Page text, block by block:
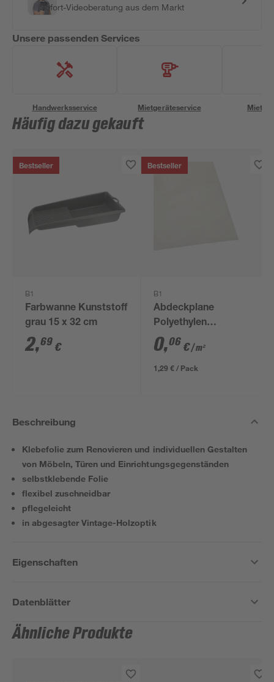
Sofort-Videoberatung aus dem Markt
Unsere passenden Services
Handwerksservice Mietgeräteservice
Häufig dazu gekauft
Bestseller
B1
Farbwanne Kunststoff
grau 15 x 32 cm
2,69 €
Bestseller
B1
Abdeckplane
Polyethylen
transparent 4 x 5 m
0,06 €/ m²
1,29 € / Pack
Beschreibung
Klebefolie zum Renovieren und individuellen Gestalten
von Möbeln, Türen und Einrichtungsgegenständen
selbstklebende Folie
flexibel zuschneidbar
pflegeleicht
in abgesagter Vintage-Holzoptik
Eigenschaften
Datenblätter
Ähnliche Produkte